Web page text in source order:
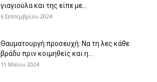
γιαγιούλα και της είπε με...
6 Σεπτεμβρίου 2024
Θαυματουργή προσευχή: Να τη λες κάθε
βράδυ πριν κοιμηθείς και η...
11 Μαΐου 2024